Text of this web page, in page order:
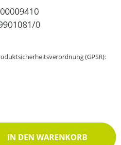
0
(GPSR):
den gewünschten
IN DEN WARENKORB